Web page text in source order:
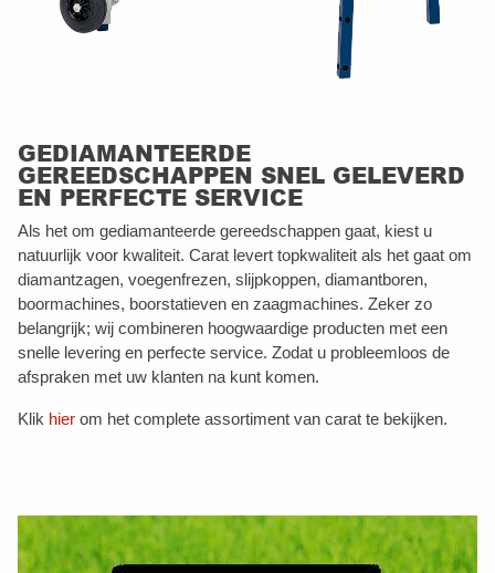
GEDIAMANTEERDE
GEREEDSCHAPPEN SNEL GELEVERD
EN PERFECTE SERVICE
Als het om gediamanteerde gereedschappen gaat, kiest u
natuurlijk voor kwaliteit. Carat levert topkwaliteit als het gaat om
diamantzagen, voegenfrezen, slijpkoppen, diamantboren,
boormachines, boorstatieven en zaagmachines. Zeker zo
belangrijk; wij combineren hoogwaardige producten met een
snelle levering en perfecte service. Zodat u probleemloos de
afspraken met uw klanten na kunt komen.
Klik hier om het complete assortiment van carat te bekijken.